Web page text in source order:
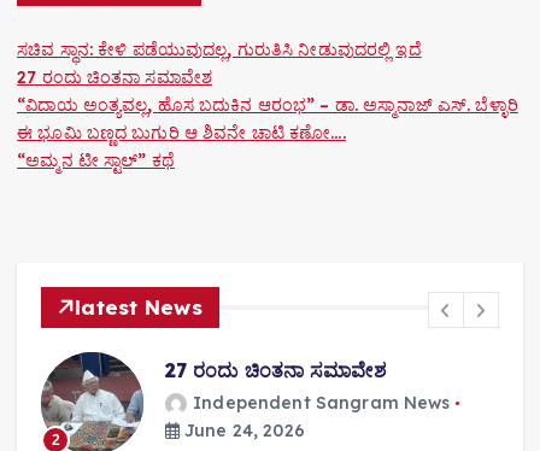
ಸಚಿವ ಸ್ಥಾನ: ಕೇಳಿ ಪಡೆಯುವುದಲ್ಲ, ಗುರುತಿಸಿ ನೀಡುವುದರಲ್ಲಿ ಇದೆ
27 ರಂದು ಚಿಂತನಾ ಸಮಾವೇಶ
“ವಿದಾಯ ಅಂತ್ಯವಲ್ಲ, ಹೊಸ ಬದುಕಿನ ಆರಂಭ” – ಡಾ. ಅಸ್ಮಾನಾಜ್ ಎಸ್. ಬೆಳ್ಳಾರಿ
ಈ ಭೂಮಿ ಬಣ್ಣದ ಬುಗುರಿ ಆ ಶಿವನೇ ಚಾಟಿ ಕಣೋ….
“ಅಮ್ಮನ ಟೀ ಸ್ಟಾಲ್” ಕಥೆ
latest News
2
27 ರಂದು ಚಿಂತನಾ ಸಮಾವೇಶ
Independent Sangram News
June 24, 2026